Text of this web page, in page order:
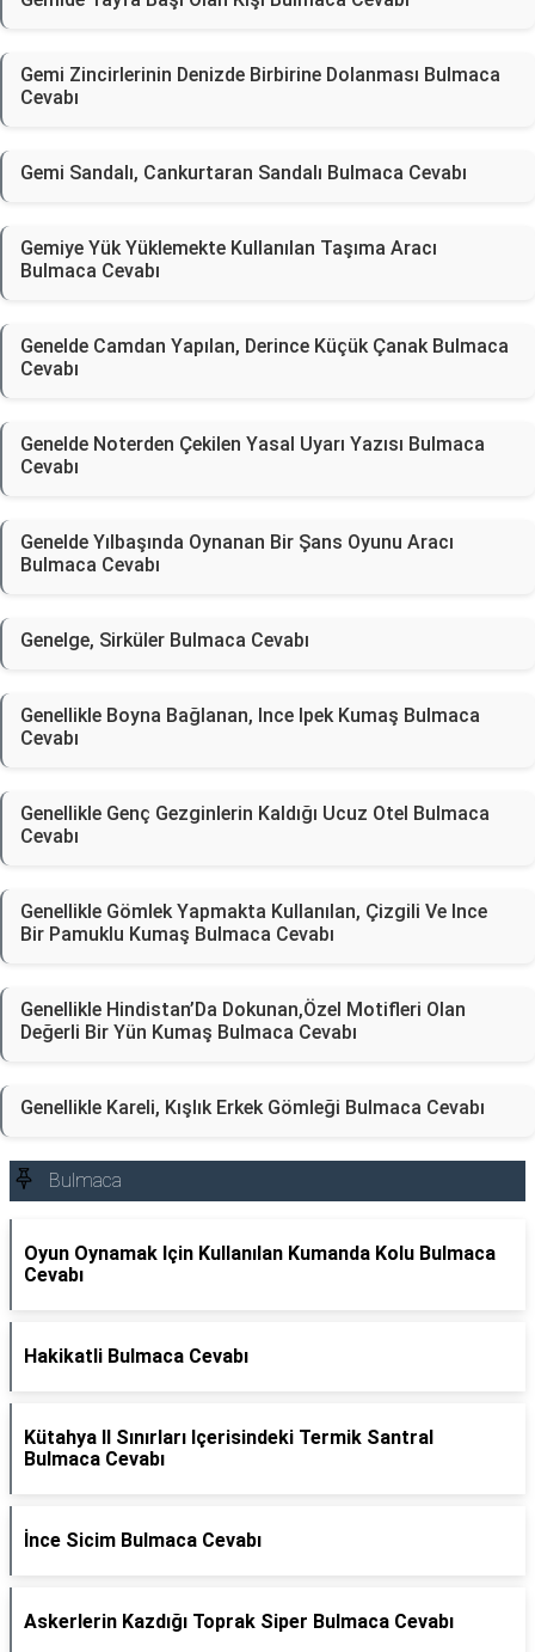
Gemi Zincirlerinin Denizde Birbirine Dolanması Bulmaca
Cevabı
Gemi Sandalı, Cankurtaran Sandalı Bulmaca Cevabı
Gemiye Yük Yüklemekte Kullanılan Taşıma Aracı
Bulmaca Cevabı
Genelde Camdan Yapılan, Derince Küçük Çanak Bulmaca
Cevabı
Genelde Noterden Çekilen Yasal Uyarı Yazısı Bulmaca
Cevabı
Genelde Yılbaşında Oynanan Bir Şans Oyunu Aracı
Bulmaca Cevabı
Genelge, Sirküler Bulmaca Cevabı
Genellikle Boyna Bağlanan, Ince Ipek Kumaş Bulmaca
Cevabı
Genellikle Genç Gezginlerin Kaldığı Ucuz Otel Bulmaca
Cevabı
Genellikle Gömlek Yapmakta Kullanılan, Çizgili Ve Ince
Bir Pamuklu Kumaş Bulmaca Cevabı
Genellikle Hindistan’Da Dokunan,Özel Motifleri Olan
Değerli Bir Yün Kumaş Bulmaca Cevabı
Genellikle Kareli, Kışlık Erkek Gömleği Bulmaca Cevabı
Bulmaca
Oyun Oynamak Için Kullanılan Kumanda Kolu Bulmaca
Cevabı
Hakikatli Bulmaca Cevabı
Kütahya Il Sınırları Içerisindeki Termik Santral
Bulmaca Cevabı
İnce Sicim Bulmaca Cevabı
Askerlerin Kazdığı Toprak Siper Bulmaca Cevabı